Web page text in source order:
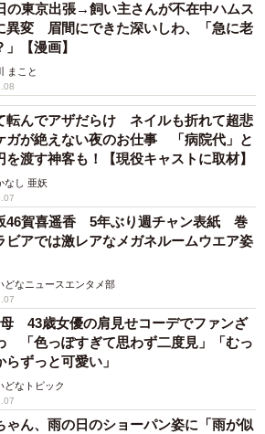
には「『女の子らしいのもいい』
をきちんと認めてくれるマッキー
」という感想もありました。ついつ
れるかに囚われがちですが、男だろ
代が違おうと…。お互いが認め合っ
る関係って、きっと一番心地良いん
の東京出張→飼い主さんが不在中ハムス
異変 眉間にできた深いしわ、「急に老
」【漫画】
まこと
転んでアザだらけ ネイルも折れて超悲
が絶えない夜のお仕事 「病院代」と
を渡す神客も！【現役キャストに取材】
なし 亜妖
46賀喜遥香 5年ぶり週チャン表紙 巻
ビアでは激レアなメガネルームウエア姿
どなニュースエンタメ部
43歳女優の肩見せコーデでファンざ
「色っぽすぎて思わず二度見」「むっ
らずっと可愛い」
どなトピック
ゃん、雨の日のショーパン姿に「雨が似